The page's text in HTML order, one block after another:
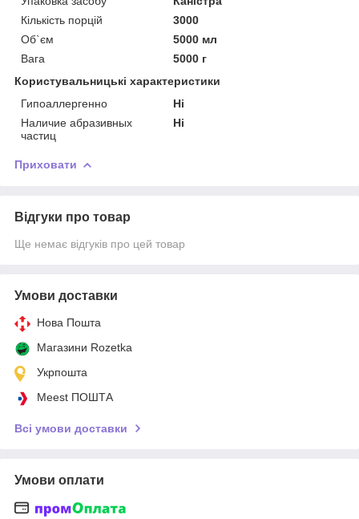
Кількість порцій
3000
Об`єм
5000 мл
Вага
5000 г
Користувальницькі характеристики
Гипоаллергенно
Ні
Наличие абразивных
частиц
Ні
Приховати
Відгуки про товар
Ще немає відгуків про цей товар
Умови доставки
Нова Пошта
Магазини Rozetka
Укрпошта
Meest ПОШТА
Всі умови доставки
Умови оплати